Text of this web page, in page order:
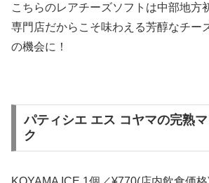
こちらのレアチーズソフトは中部地方
専門店だからこそ味わえる芳醇なチー
の機会に！
パティシエ エス コヤマの完熟
ク